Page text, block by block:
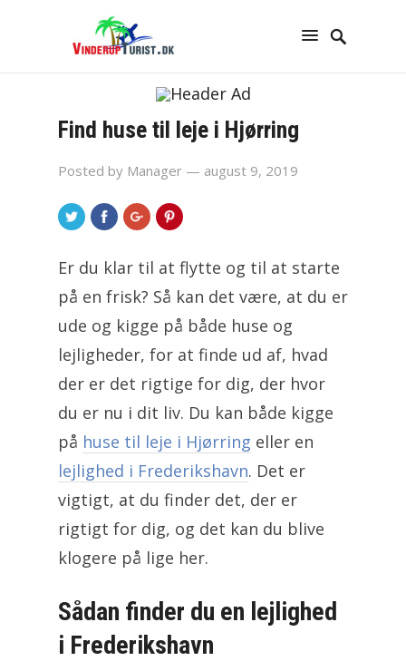
Find huse til leje i Hjørring
Posted by Manager — august 9, 2019
Er du klar til at flytte og til at starte
på en frisk? Så kan det være, at du er
ude og kigge på både huse og
lejligheder, for at finde ud af, hvad
der er det rigtige for dig, der hvor
du er nu i dit liv. Du kan både kigge
på huse til leje i Hjørring eller en
lejlighed i Frederikshavn. Det er
vigtigt, at du finder det, der er
rigtigt for dig, og det kan du blive
klogere på lige her.
Sådan finder du en lejlighed
i Frederikshavn